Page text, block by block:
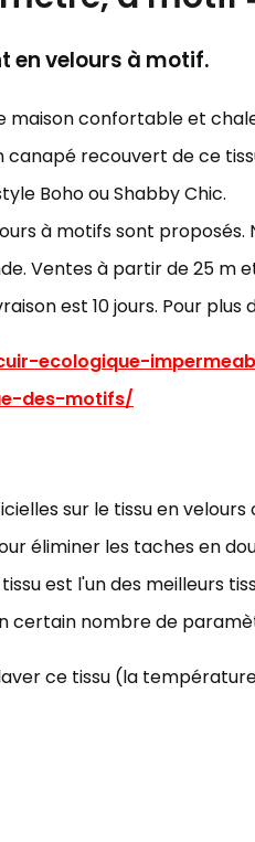
en velours à motif.
maison confortable et
canapé recouvert de ce
Boho ou Shabby Chic.
à motifs sont proposés.
Ventes à partir de 25 m
est 10 jours. Pour
ecologique-
des-motifs/
sur le tissu en velours
éliminer les taches en
est l'un des meilleurs
certain nombre de
ce tissu (la